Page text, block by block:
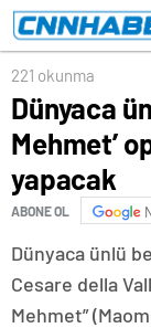
221 okunma
Dünyaca
Mehmet’
yapacak
ABONE OL
Dünyaca ünlü
Cesare della
Mehmet”